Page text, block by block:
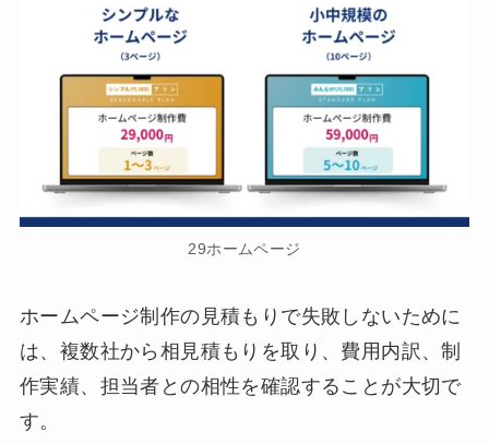
29ホームページ
ホームページ制作の見積もりで失敗しないために
は、複数社から相見積もりを取り、費用内訳、制
作実績、担当者との相性を確認することが大切で
す。